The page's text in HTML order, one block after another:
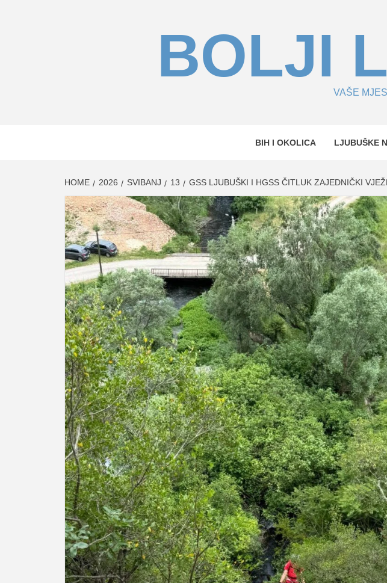
BOLJI
VAŠE
BIH I OKOLICA LJUBUŠKE
HOME 2026 SVIBANJ 13 GSS LJUBUŠKI I HGSS ČITLUK ZAJEDNIČKI